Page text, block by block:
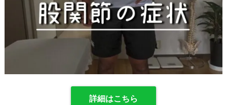
詳細はこちら